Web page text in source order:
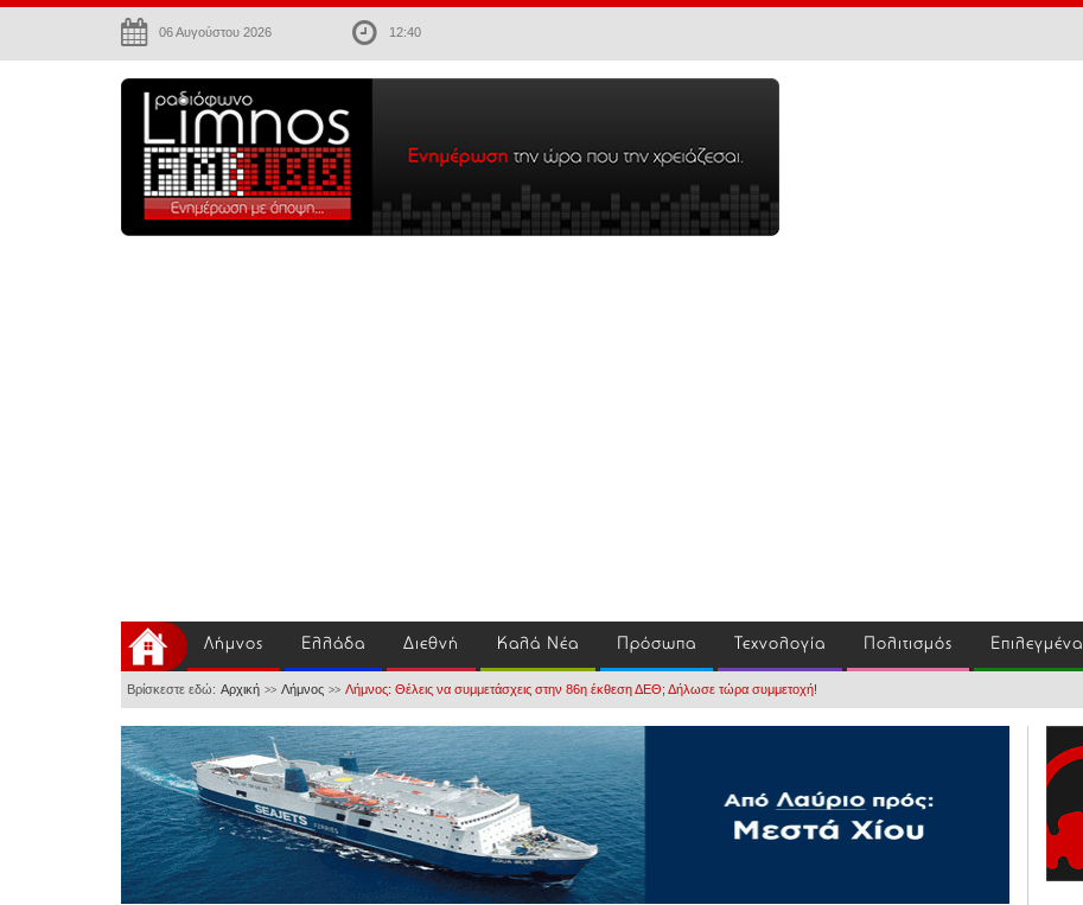
06 Αυγούστου 2026 12:40
Λήμνος Ελλάδα Διεθνή Καλά Νέα Πρόσωπα Τεχνολογία Πολιτισμός Επιλεγμένα
Βρίσκεστε εδώ: Αρχική >> Λήμνος >> Λήμνος: Θέλεις να συμμετάσχεις στην 86η έκθεση ΔΕΘ; Δήλωσε τώρα συμμετοχή!